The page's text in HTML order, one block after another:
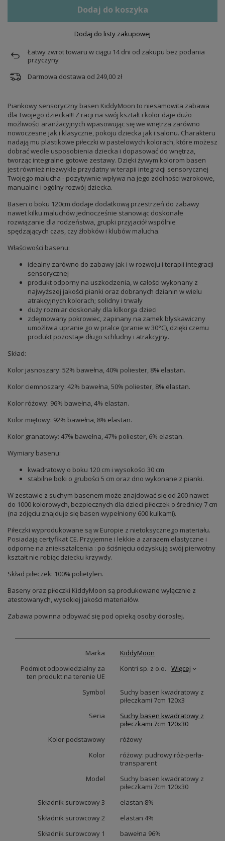
Dodaj do koszyka
Dodaj do listy zakupowej
Łatwy zwrot towaru w ciągu 14dni od zakupu bez podania
przyczyny
Darmowa dostawa od 249,00 zł
Piankowy sensoryczny basen KiddyMoon to niesamowita zabawa
dla Twojego dziecka!!! Z racji na swój kształt i kolor daje dużo
możliwości aranżacyjnych wpasowując się we wnętrza zarówno
nowoczesne jak i klasyczne, pokoju dziecka jak i salonu. Charakteru
nadają mu plastikowe piłeczki w pastelowych kolorach, które możesz
dobrać wedle usposobienia dziecka i dopasować do wnętrza,
tworząc integralne gotowe zestawy. Dzięki żywym kolorom basen
jest również niezwykle przydatny w terapii integracji sensorycznej
Twojego malucha - pozytywnie wpływa na jego zdolności wzrokowe,
manualne i ogólny rozwój dziecka.
Basen o boku 120cm dodaje dodatkową przestrzeń do zabawy
nawet kilku maluchów jednocześnie stanowiąc doskonałe
rozwiązanie dla rodzeństwa, grupki przyjaciół wspólnie
spędzających czas, czy żłobków i klubów malucha.
Właściwości basenu:
idealny zarówno do zabawy jak i w rozwoju i terapii integracji
sensorycznej
produkt odporny na uszkodzenia, w całości wykonany z
najwyższej jakości pianki oraz dobranych dzianin w wielu
atrakcyjnych kolorach; solidny i trwały
duży rozmiar doskonały dla kilkorga dzieci
zdejmowany pokrowiec, zapinany na zamek błyskawiczny
umożliwia upranie go w pralce (pranie w 30°C), dzięki czemu
produkt pozostaje długo schludny i atrakcyjny.
Skład:
Kolor jasnoszary: 52% bawełna, 40% poliester, 8% elastan.
Kolor ciemnoszary: 42% bawełna, 50% poliester, 8% elastan.
Kolor różowy: 96% bawełna, 4% elastan.
Kolor miętowy: 92% bawełna, 8% elastan.
Kolor granatowy: 47% bawełna, 47% poliester, 6% elastan.
Wymiary basenu:
kwadratowy o boku 120 cm i wysokości 30 cm
stabilne boki o grubości 5 cm oraz dno wykonane z pianki.
W zestawie z suchym basenem może znajdować się od 200 nawet
do 1000 kolorowych, bezpiecznych dla dzieci piłeczek o średnicy 7 cm
(na zdjęciu znajduje się basen wypełniony 600 kulkami).
Piłeczki wyprodukowane są w Europie z nietoksycznego materiału.
Posiadają certyfikat CE. Przyjemne i lekkie a zarazem elastyczne i
odporne na zniekształcenia : po ściśnięciu odzyskują swój pierwotny
kształt nie robiąc dziecku krzywdy.
Skład piłeczek: 100% polietylen.
Baseny oraz piłeczki KiddyMoon są produkowane wyłącznie z
atestowanych, wysokiej jakości materiałów.
Zabawa powinna odbywać się pod opieką osoby dorosłej.
Marka
KiddyMoon
Podmiot odpowiedzialny za
ten produkt na terenie UE
Kontri sp. z o.o. Więcej
Symbol
Suchy basen kwadratowy z
piłeczkami 7cm 120x3
Seria
Suchy basen kwadratowy z
piłeczkami 7cm 120x30
Kolor podstawowy
różowy
Kolor
różowy: pudrowy róż-perła-
transparent
Model
Suchy basen kwadratowy z
piłeczkami 7cm 120x30
Składnik surowcowy 3
elastan 8%
Składnik surowcowy 2
elastan 4%
Składnik surowcowy 1
bawełna 96%